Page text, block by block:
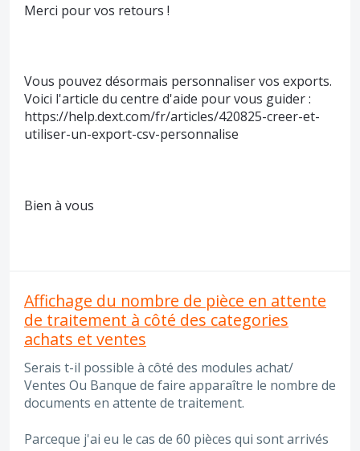
Merci pour vos retours !
Vous pouvez désormais personnaliser vos exports.
Voici l'article du centre d'aide pour vous guider :
https://help.dext.com/fr/articles/420825-creer-et-
utiliser-un-export-csv-personnalise
Bien à vous
Affichage du nombre de pièce en attente
de traitement à côté des categories
achats et ventes
Serais t-il possible à côté des modules achat/
Ventes Ou Banque de faire apparaître le nombre de
documents en attente de traitement.
Parceque j'ai eu le cas de 60 pièces qui sont arrivés